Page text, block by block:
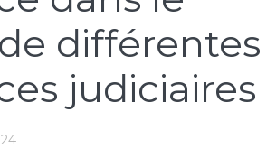
différentes
judiciaires